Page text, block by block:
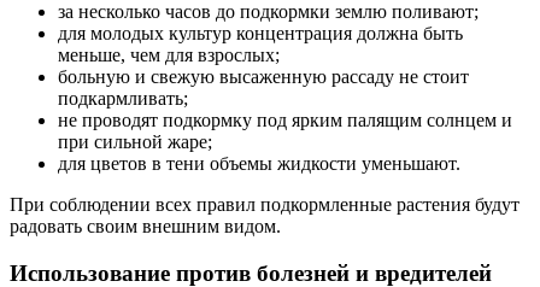
за несколько часов до подкормки землю поливают;
для молодых культур концентрация должна быть
меньше, чем для взрослых;
больную и свежую высаженную рассаду не стоит
подкармливать;
не проводят подкормку под ярким палящим солнцем и
при сильной жаре;
для цветов в тени объемы жидкости уменьшают.
При соблюдении всех правил подкормленные растения будут
радовать своим внешним видом.
Использование против болезней и вредителей